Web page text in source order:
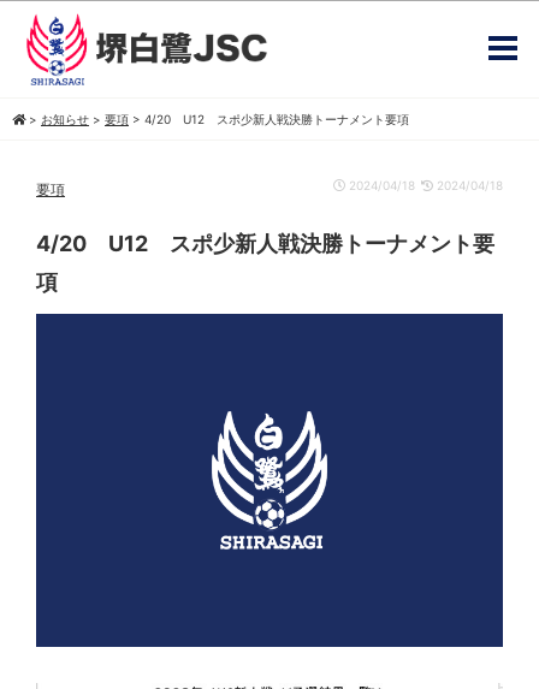
> お知らせ > 要項 > 4/20 U12 スポ少新人戦決勝トーナメント要項
要項 2024/04/18 2024/04/18
4/20 U12 スポ少新人戦決勝トーナメント要
項